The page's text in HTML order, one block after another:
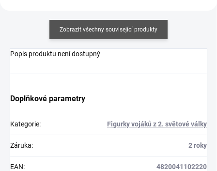
Zobrazit všechny související produkty
Popis produktu není dostupný
Doplňkové parametry
Kategorie: Figurky vojáků z 2. světové války
Záruka: 2 roky
EAN: 4820041102220